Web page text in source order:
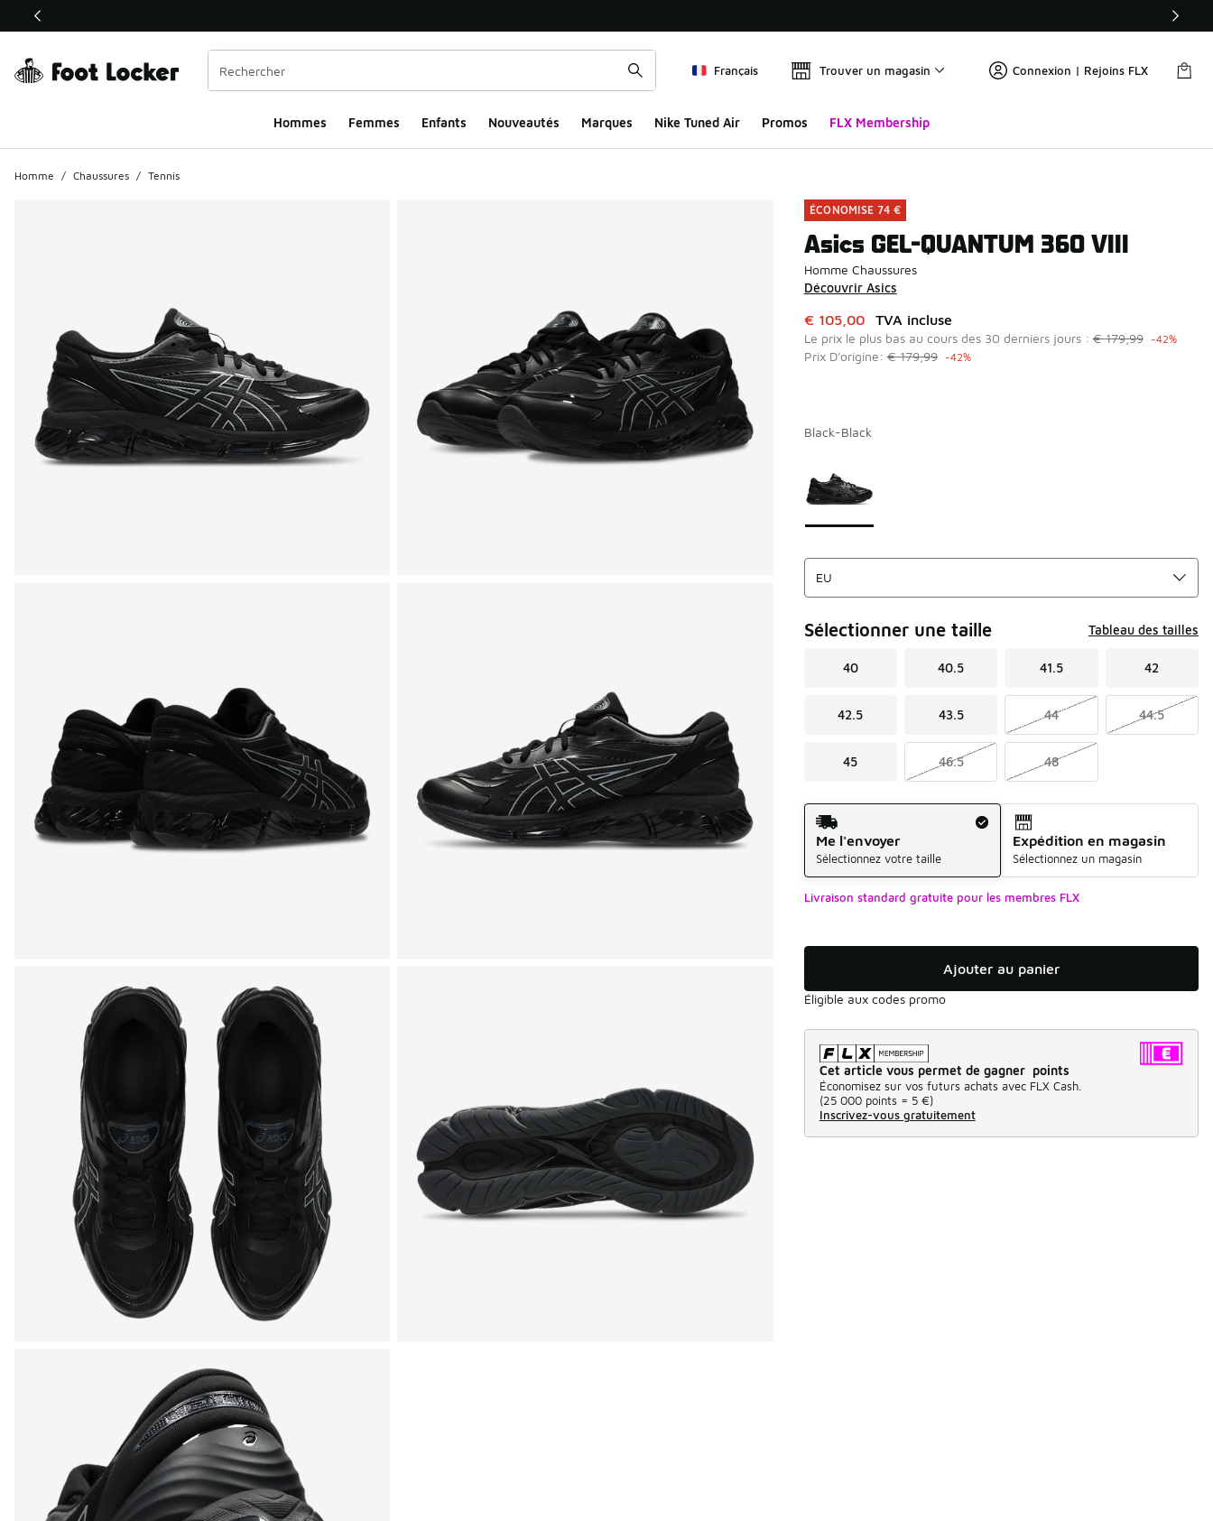
Ce lien ouvrira une nouvelle fenêtre
Français Trouver un magasin Connexion | Rejoins FLX
Hommes​ Femmes Enfants Nouveautés Marques Nike Tuned Air Promos FLX Membership
Homme / Chaussures / Tennis
ÉCONOMISE 74 €
Asics GEL-QUANTUM 360 VIII
Homme Chaussures
Découvrir Asics
Cet article est en promotion. Prix en baisse de à € 105,00
€ 105,00 TVA incluse
Le prix le plus bas au cours des 30 derniers jours :€ 179,99 -42%
Prix D'origine:€ 179,99 -42%
Black-Black
Sélectionner une taille Tableau des tailles
40 40.5 41.5 42
42.5 43.5 44 44.5
45 46.5 48
Mode d'expédition
Me l'envoyer
Sélectionnez votre taille
Expédition en magasin
Sélectionnez un magasin
Livraison standard gratuite pour les membres FLX
Ajouter au panier
Éligible aux codes promo
Cet article vous permet de gagner points
Économisez sur vos futurs achats avec FLX Cash.
(25 000 points = 5 €)
Inscrivez-vous gratuitement